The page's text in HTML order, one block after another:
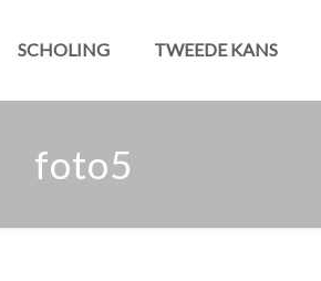
SCHOLING TWEEDE KANS
foto5